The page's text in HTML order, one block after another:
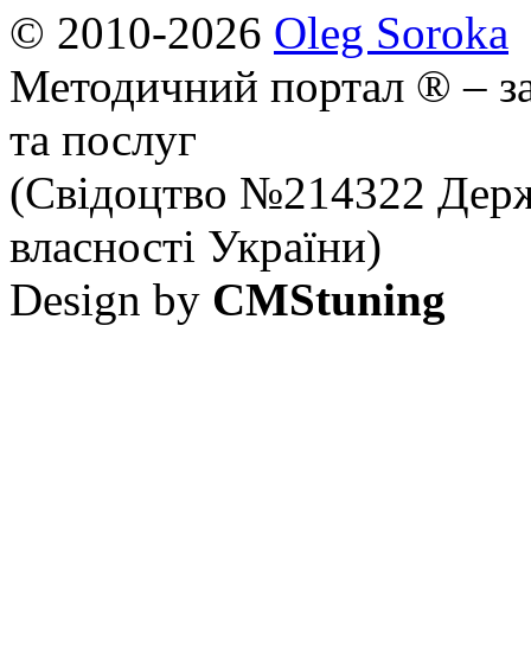
© 2010-2026 Oleg Soroka
Методичний портал ® –
та послуг
(Свідоцтво №214322
власності України)
Design by CMStuning